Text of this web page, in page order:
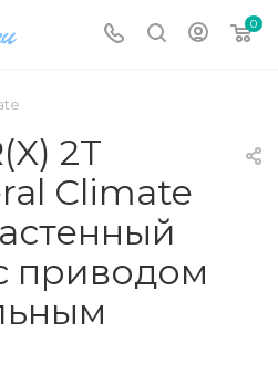
0
2T
Climate
приводом